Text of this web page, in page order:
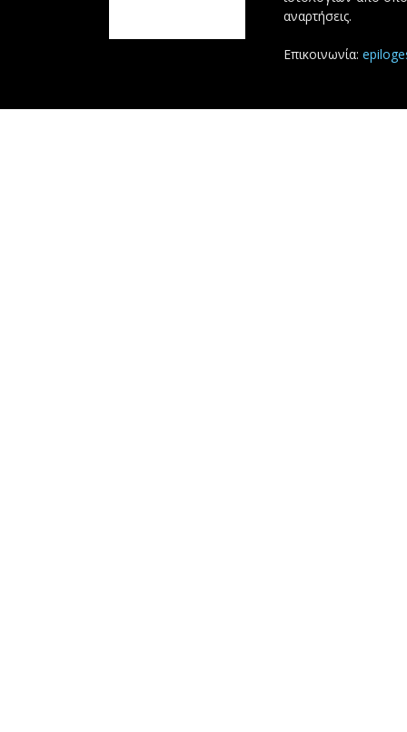
αναρτήσεις.
Επικοινωνία: